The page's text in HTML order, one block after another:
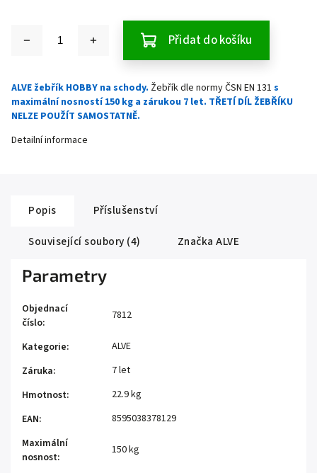
Přidat do košíku
ALVE žebřík HOBBY na schody. Žebřík dle normy ČSN EN 131 s
maximální nosností 150 kg a zárukou 7 let. TŘETÍ DÍL ŽEBŘÍKU
NELZE POUŽÍT SAMOSTATNĚ.
Detailní informace
Popis
Příslušenství
Související soubory (4)
Značka ALVE
Parametry
Objednací
číslo:
7812
Kategorie:
ALVE
Záruka:
7 let
Hmotnost:
22.9 kg
EAN:
8595038378129
Maximální
nosnost:
150 kg